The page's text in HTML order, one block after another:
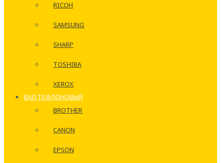
RICOH
SAMSUNG
SHARP
TOSHIBA
XEROX
ВАЛ ТЕФЛОНОВЫЙ
BROTHER
CANON
EPSON